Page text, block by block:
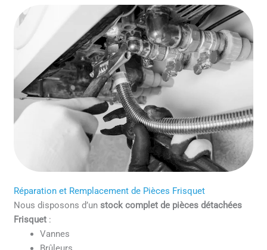
Réparation et Remplacement de Pièces Frisquet
Nous disposons d’unstock complet de pièces détachées
Frisquet :
Vannes